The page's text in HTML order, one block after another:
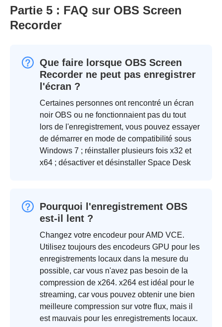
Partie 5 : FAQ sur OBS Screen
Recorder
Que faire lorsque OBS Screen
Recorder ne peut pas enregistrer
l'écran ?
Certaines personnes ont rencontré un écran
noir OBS ou ne fonctionnaient pas du tout
lors de l'enregistrement, vous pouvez essayer
de démarrer en mode de compatibilité sous
Windows 7 ; réinstaller plusieurs fois x32 et
x64 ; désactiver et désinstaller Space Desk
Pourquoi l'enregistrement OBS
est-il lent ?
Changez votre encodeur pour AMD VCE.
Utilisez toujours des encodeurs GPU pour les
enregistrements locaux dans la mesure du
possible, car vous n'avez pas besoin de la
compression de x264. x264 est idéal pour le
streaming, car vous pouvez obtenir une bien
meilleure compression sur votre flux, mais il
est mauvais pour les enregistrements locaux.